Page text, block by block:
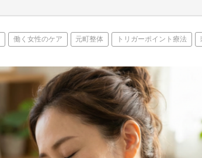
働く女性のケア 元町整体 トリガーポイント療法